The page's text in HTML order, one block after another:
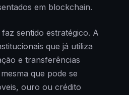
em blockchain.
sentido estratégico. A
que já utiliza
e transferências
que pode se
ouro ou crédito